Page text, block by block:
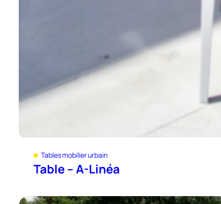
Tables mobilier urbain
Table – A-Linéa